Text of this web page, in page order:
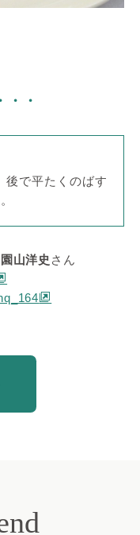
・・
後で平たくのばす
山洋史 さん